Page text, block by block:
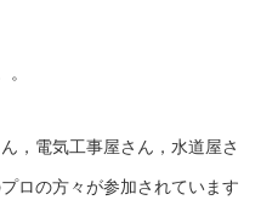
，電気工事屋さん，水道屋さ
ロの方々が参加されています